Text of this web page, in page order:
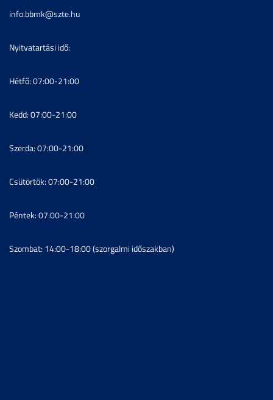
info.bbmk@szte.hu
Nyitvatartási idő:
Hétfő: 07:00-21:00
Kedd: 07:00-21:00
Szerda: 07:00-21:00
Csütörtök: 07:00-21:00
Péntek: 07:00-21:00
Szombat: 14:00-18:00 (szorgalmi időszakban)